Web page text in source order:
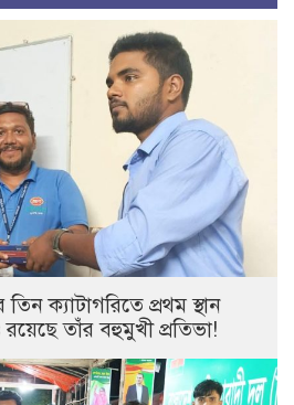
ক্যাটাগরিতে প্রথম স্থান
তাঁর বহুমুখী প্রতিভা!